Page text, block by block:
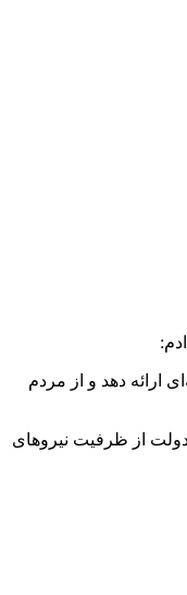
با توجه به شاخص‌های تعریف‌شده برای انتخاب وزرا، ظرفیت‌های موجود و اولویت‌سنجی نیازهای مردم، هر وزارت‌خانه برنامه‌ کوتاه‌مدت ۴ماهه‌ای ارائه دهد و از مردم
از ظرفیت نیروهای